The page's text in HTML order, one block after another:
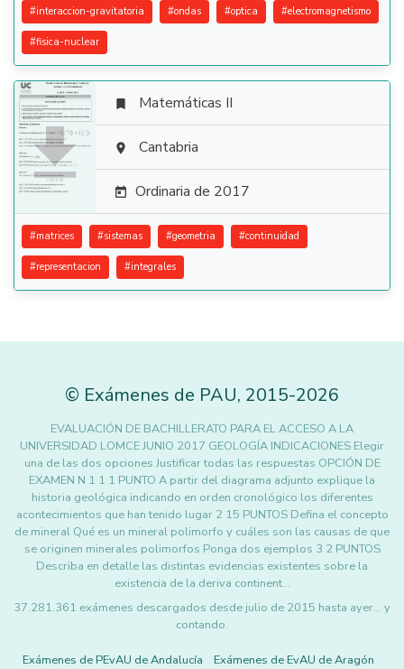
#interaccion-gravitatoria #ondas #optica #electromagnetismo
#fisica-nuclear

 Matemáticas II
 Cantabria
 Ordinaria de 2017
#matrices #sistemas #geometria #continuidad
#representacion #integrales
© Exámenes de PAU, 2015-2026
EVALUACIÓN DE BACHILLERATO PARA EL ACCESO A LA
UNIVERSIDAD LOMCE JUNIO 2017 GEOLOGÍA INDICACIONES Elegir
una de las dos opciones Justificar todas las respuestas OPCIÓN DE
EXAMEN N 1 1 1 PUNTO A partir del diagrama adjunto explique la
historia geológica indicando en orden cronológico los diferentes
acontecimientos que han tenido lugar 2 15 PUNTOS Defina el concepto
de mineral Qué es un mineral polimorfo y cuáles son las causas de que
se originen minerales polimorfos Ponga dos ejemplos 3 2 PUNTOS
Describa en detalle las distintas evidencias existentes sobre la
existencia de la deriva continent…
37.281.361 exámenes descargados desde julio de 2015 hasta ayer... y
contando.
Exámenes de PEvAU de Andalucía
Exámenes de EvAU de Aragón